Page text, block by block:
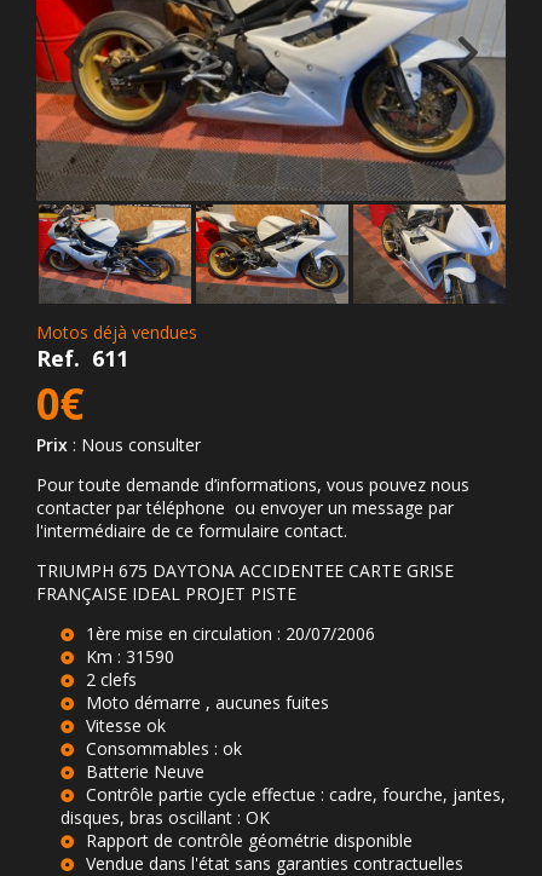
Motos déjà vendues
Ref. 611
0€
Prix : Nous consulter
Pour toute demande d’informations, vous pouvez nous
contacter par téléphone ou envoyer un message par
l'intermédiaire de ce formulaire contact.
TRIUMPH 675 DAYTONA ACCIDENTEE CARTE GRISE
FRANÇAISE IDEAL PROJET PISTE
1ère mise en circulation : 20/07/2006
Km : 31590
2 clefs
Moto démarre , aucunes fuites
Vitesse ok
Consommables : ok
Batterie Neuve
Contrôle partie cycle effectue : cadre, fourche, jantes,
disques, bras oscillant : OK
Rapport de contrôle géométrie disponible
Vendue dans l'état sans garanties contractuelles